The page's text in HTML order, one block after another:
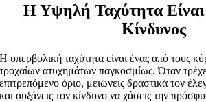
Η Υψηλή Ταχύτητα
Κίνδυνος
Η υπερβολική ταχύτητα είναι ένας από τους
τροχαίων ατυχημάτων παγκοσμίως. Όταν
επιτρεπόμενο όριο, μειώνεις δραστικά τον
και αυξάνεις τον κίνδυνο να χάσεις την